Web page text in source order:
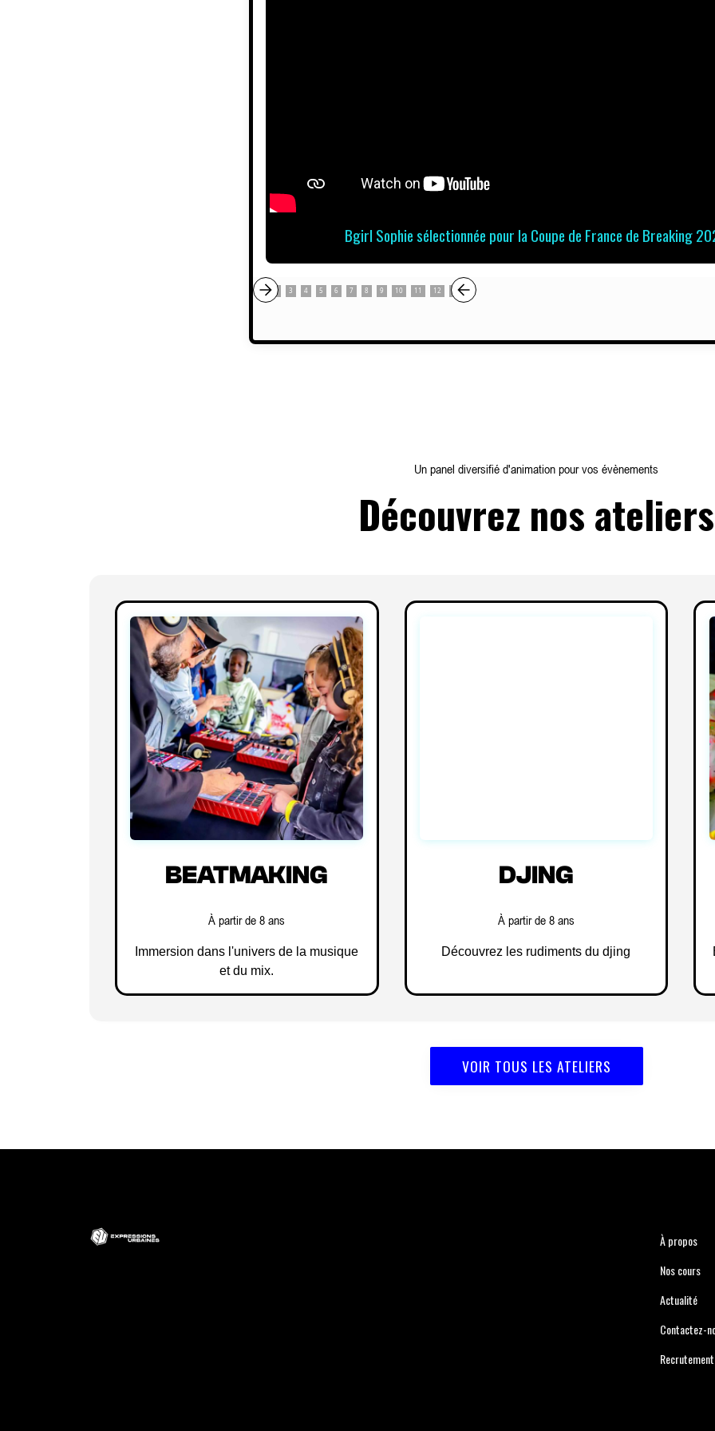
Bgirl Sophie sélectionnée pour la Coupe de France de Breaking
1 2 3 4 5 6 7 8 9 10 11 12 13
Un panel diversifié d'animation pour vos évènements
Découvrez nos ateliers
BEATMAKING
À partir de 8 ans
Immersion dans l'univers de la musique
et du mix.
DJING
À partir de 8 ans
Découvrez les rudiments du djing
VOIR TOUS LES ATELIERS
À propos
Nos cours
Actualité
Contactez-
Recrutement